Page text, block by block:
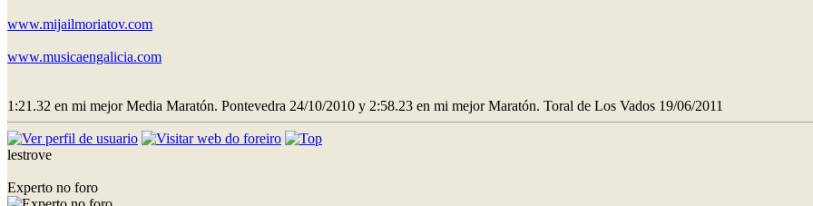
www.mijailmoriatov.com
www.musicaengalicia.com
1:21.32 en mi mejor Media Maratón. Pontevedra 24/10/2010 y 2:58.23 en mi mejor Maratón. Toral de Los Vados 19/06/2011
lestrove
Experto no foro